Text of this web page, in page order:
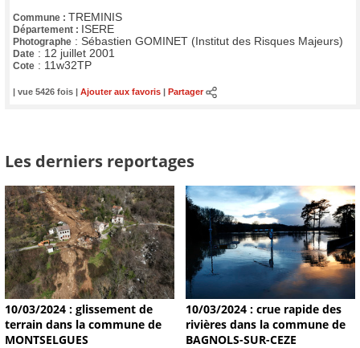
Commune : TREMINIS
Département : ISERE
Photographe : Sébastien GOMINET (Institut des Risques Majeurs)
Date : 12 juillet 2001
Cote : 11w32TP
| vue 5426 fois | Ajouter aux favoris Partager
Les derniers reportages
10/03/2024 : glissement de
terrain dans la commune de
MONTSELGUES
10/03/2024 : crue rapide des
rivières dans la commune de
BAGNOLS-SUR-CEZE